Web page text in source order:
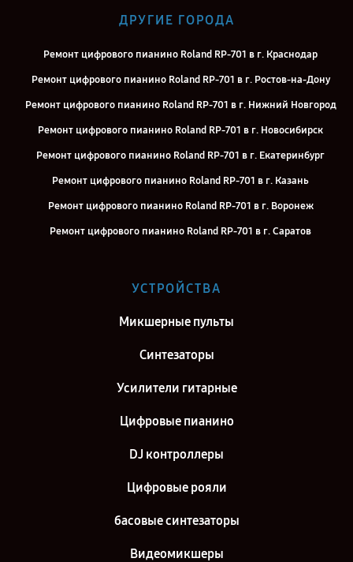
ДРУГИЕ ГОРОДА
Ремонт цифрового пианино Roland RP-701 в г. Краснодар
Ремонт цифрового пианино Roland RP-701 в г. Ростов-на-Дону
Ремонт цифрового пианино Roland RP-701 в г. Нижний Новгород
Ремонт цифрового пианино Roland RP-701 в г. Новосибирск
Ремонт цифрового пианино Roland RP-701 в г. Екатеринбург
Ремонт цифрового пианино Roland RP-701 в г. Казань
Ремонт цифрового пианино Roland RP-701 в г. Воронеж
Ремонт цифрового пианино Roland RP-701 в г. Саратов
Ремонт цифрового пианино Roland RP-701 в г. Киров
Ремонт цифрового пианино Roland RP-701 в г. Санкт-Петербург
УСТРОЙСТВА
Микшерные пульты
Синтезаторы
Усилители гитарные
Цифровые пианино
DJ контроллеры
Цифровые рояли
басовые синтезаторы
Видеомикшеры